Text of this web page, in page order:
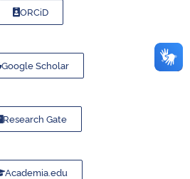
ORCiD
Google Scholar
Research Gate
Academia.edu